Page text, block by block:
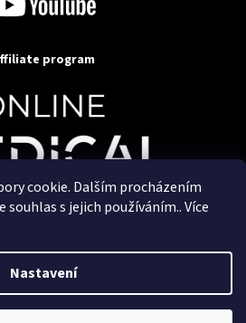
cookie. Dalším procházením
s jejich používáním.. Více
Nastavení
program
. Všechna práva
zajišťuje